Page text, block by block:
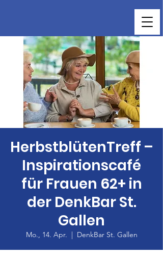
HerbstblütenTreff –
Inspirationscafé
für Frauen 62+ in
der DenkBar St.
Gallen
Mo., 14. Apr.
  |
DenkBar St. Gallen